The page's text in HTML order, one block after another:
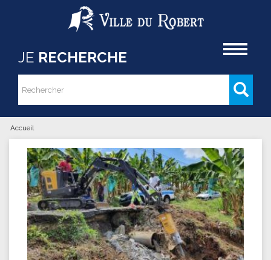
Aller au contenu principal
JE RECHERCHE
Formulaire de recherche
Rechercher
Vous êtes ici
Accueil